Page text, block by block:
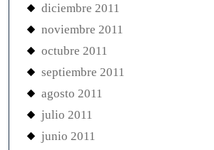
diciembre 2011
noviembre 2011
octubre 2011
septiembre 2011
agosto 2011
julio 2011
junio 2011